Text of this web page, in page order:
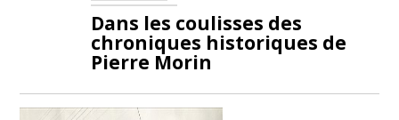
Dans les coulisses des
chroniques historiques de
Pierre Morin